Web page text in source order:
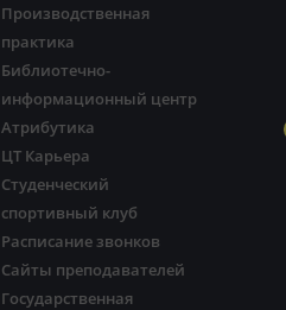
Производственная
практика
Библиотечно-
информационный центр
Атрибутика
ЦТ Карьера
Студенческий
спортивный клуб
Расписание звонков
Сайты преподавателей
Государственная